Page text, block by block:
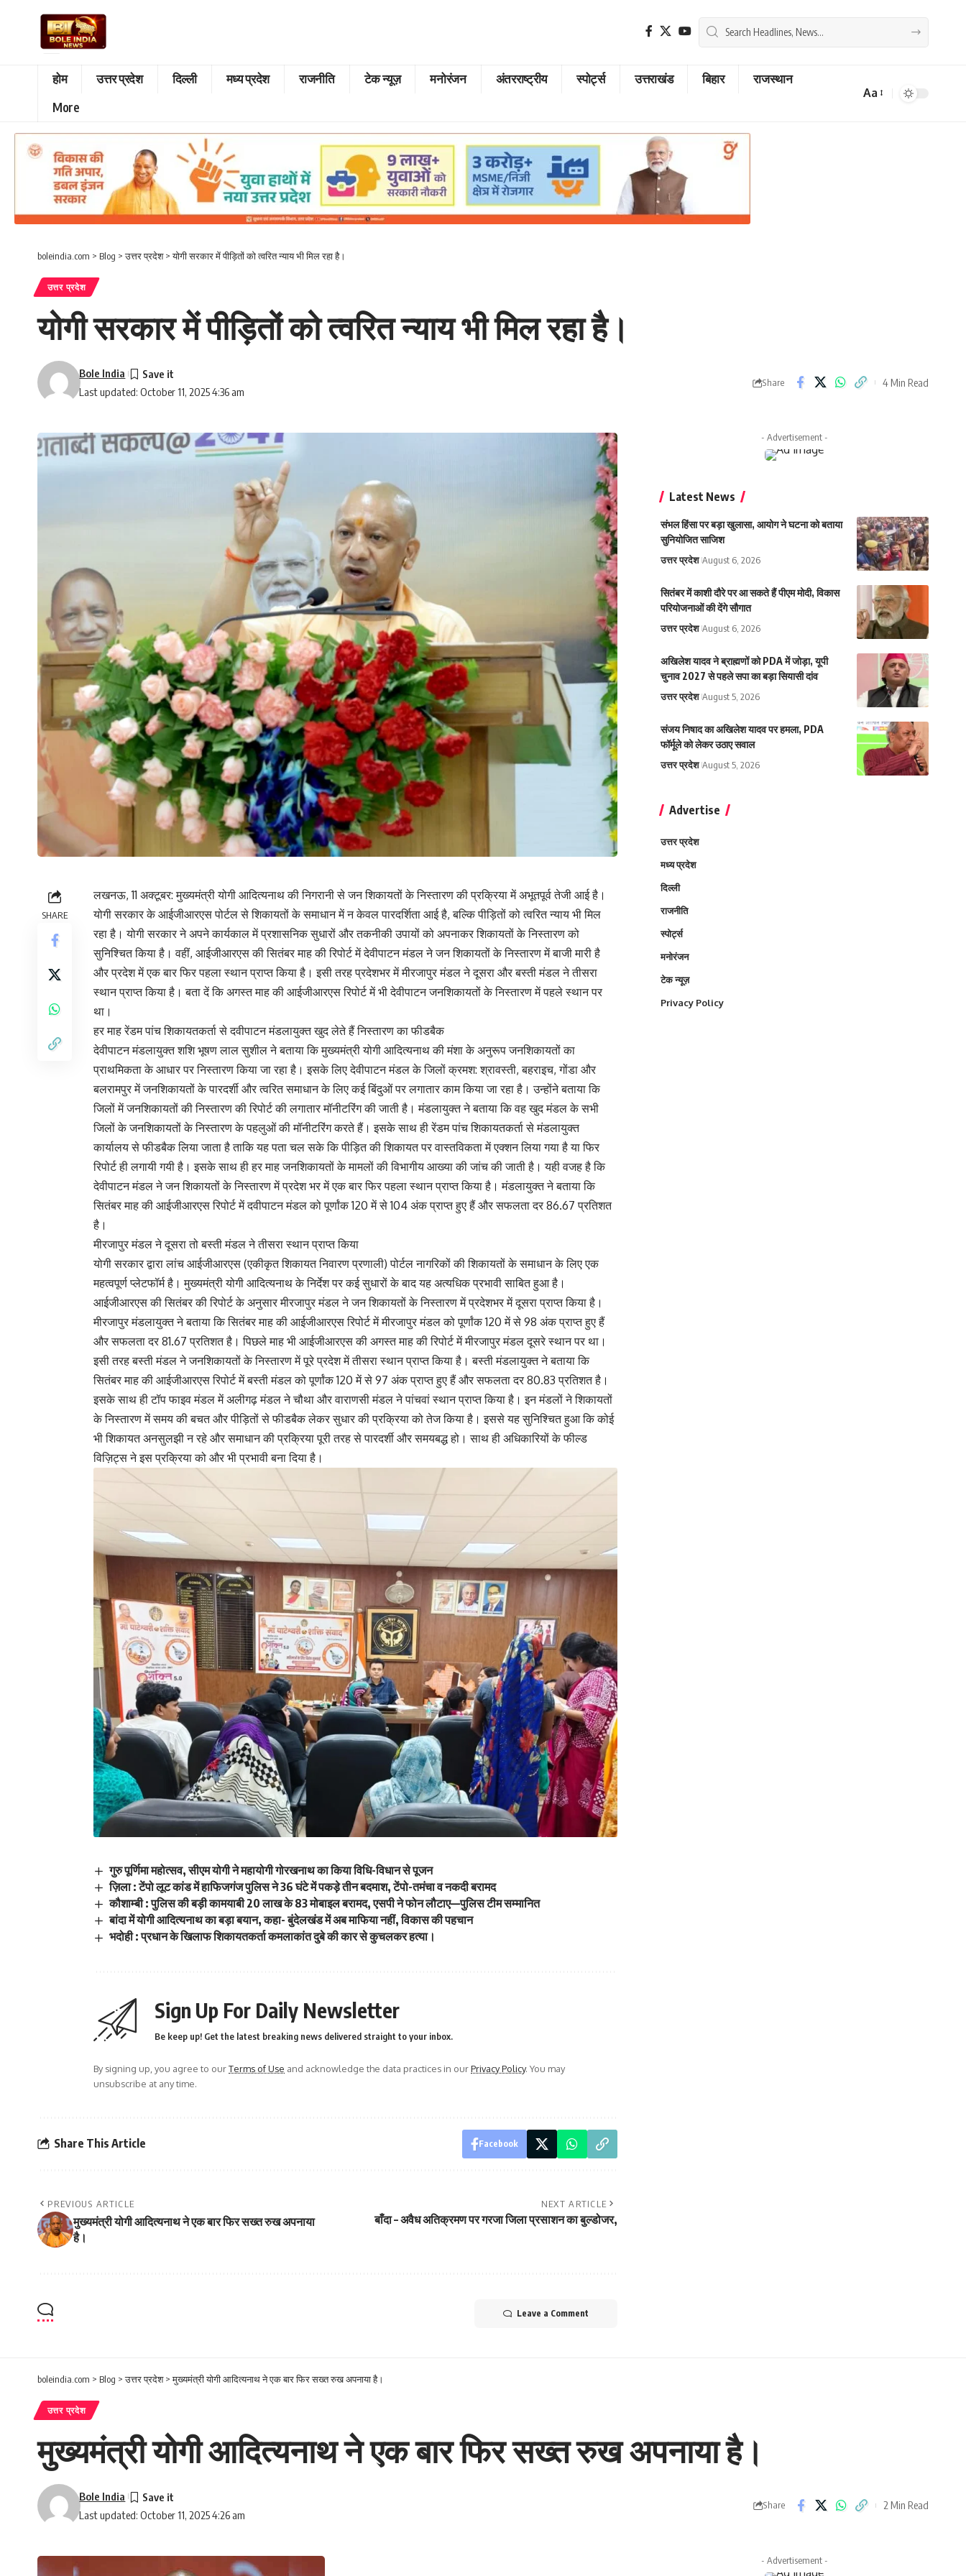
होम उत्तर प्रदेश दिल्ली मध्य प्रदेश राजनीति टेक न्यूज़ मनोरंजन अंतरराष्ट्रीय स्पोर्ट्स उत्तराखंड बिहार
राजस्थान
More
Font
Aa
boleindia.com > Blog >उत्तर प्रदेश>योगी सरकार में पीड़ितों को त्वरित न्याय भी मिल रहा है।
उत्तर प्रदेश
योगी सरकार में पीड़ितों को त्वरित न्याय भी मिल रहा है।
Last updated: October 11, 2025 4:36 am
Bole India
Share 4 Min Read
SHARE
लखनऊ, 11 अक्टूबर: मुख्यमंत्री योगी आदित्यनाथ की निगरानी से जन शिकायतों के निस्तारण की प्रक्रिया में अभूतपूर्व तेजी आई है।
योगी सरकार के आईजीआरएस पोर्टल से शिकायतों के समाधान में न केवल पारदर्शिता आई है, बल्कि पीड़ितों को त्वरित न्याय भी मिल
रहा है। योगी सरकार ने अपने कार्यकाल में प्रशासनिक सुधारों और तकनीकी उपायों को अपनाकर शिकायतों के निस्तारण को
सुनिश्चित किया है। वहीं, आईजीआरएस की सितंबर माह की रिपोर्ट में देवीपाटन मंडल ने जन शिकायतों के निस्तारण में बाजी मारी है
और प्रदेश में एक बार फिर पहला स्थान प्राप्त किया है। इसी तरह प्रदेशभर में मीरजापुर मंडल ने दूसरा और बस्ती मंडल ने तीसरा
स्थान प्राप्त किया है। बता दें कि अगस्त माह की आईजीआरएस रिपोर्ट में भी देवीपाटन जनशिकायतों के निस्तारण में पहले स्थान पर
था।
हर माह रेंडम पांच शिकायतकर्ता से दवीपाटन मंडलायुक्त खुद लेते हैं निस्तारण का फीडबैक
देवीपाटन मंडलायुक्त शशि भूषण लाल सुशील ने बताया कि मुख्यमंत्री योगी आदित्यनाथ की मंशा के अनुरूप जनशिकायतों का
प्राथमिकता के आधार पर निस्तारण किया जा रहा है। इसके लिए देवीपाटन मंडल के जिलों क्रमश: श्रावस्ती, बहराइच, गोंडा और
बलरामपुर में जनशिकायतों के पारदर्शी और त्वरित समाधान के लिए कई बिंदुओं पर लगातार काम किया जा रहा है। उन्होंने बताया कि
जिलों में जनशिकायतों की निस्तारण की रिपोर्ट की लगातार मॉनीटरिंग की जाती है। मंडलायुक्त ने बताया कि वह खुद मंडल के सभी
जिलों के जनशिकायतों के निस्तारण के पहलुओं की मॉनीटरिंग करते हैं। इसके साथ ही रेंडम पांच शिकायतकर्ता से मंडलायुक्त
कार्यालय से फीडबैक लिया जाता है ताकि यह पता चल सके कि पीड़ित की शिकायत पर वास्तविकता में एक्शन लिया गया है या फिर
रिपोर्ट ही लगायी गयी है। इसके साथ ही हर माह जनशिकायतों के मामलों की विभागीय आख्या की जांच की जाती है। यही वजह है कि
देवीपाटन मंडल ने जन शिकायतों के निस्तारण में प्रदेश भर में एक बार फिर पहला स्थान प्राप्त किया है। मंडलायुक्त ने बताया कि
सितंबर माह की आईजीआरएस रिपोर्ट में दवीपाटन मंडल को पूर्णांक 120 में से 104 अंक प्राप्त हुए हैं और सफलता दर 86.67 प्रतिशत
है।
मीरजापुर मंडल ने दूसरा तो बस्ती मंडल ने तीसरा स्थान प्राप्त किया
योगी सरकार द्वारा लांच आईजीआरएस (एकीकृत शिकायत निवारण प्रणाली) पोर्टल नागरिकों की शिकायतों के समाधान के लिए एक
महत्वपूर्ण प्लेटफॉर्म है। मुख्यमंत्री योगी आदित्यनाथ के निर्देश पर कई सुधारों के बाद यह अत्यधिक प्रभावी साबित हुआ है।
आईजीआरएस की सितंबर की रिपोर्ट के अनुसार मीरजापुर मंडल ने जन शिकायतों के निस्तारण में प्रदेशभर में दूसरा प्राप्त किया है।
मीरजापुर मंडलायुक्त ने बताया कि सितंबर माह की आईजीआरएस रिपोर्ट में मीरजापुर मंडल को पूर्णांक 120 में से 98 अंक प्राप्त हुए हैं
और सफलता दर 81.67 प्रतिशत है। पिछले माह भी आईजीआरएस की अगस्त माह की रिपोर्ट में मीरजापुर मंडल दूसरे स्थान पर था।
इसी तरह बस्ती मंडल ने जनशिकायतों के निस्तारण में पूरे प्रदेश में तीसरा स्थान प्राप्त किया है। बस्ती मंडलायुक्त ने बताया कि
सितंबर माह की आईजीआरएस रिपोर्ट में बस्ती मंडल को पूर्णांक 120 में से 97 अंक प्राप्त हुए हैं और सफलता दर 80.83 प्रतिशत है।
इसके साथ ही टॉप फाइव मंडल में अलीगढ़ मंडल ने चौथा और वाराणसी मंडल ने पांचवां स्थान प्राप्त किया है। इन मंडलों ने शिकायतों
के निस्तारण में समय की बचत और पीड़ितों से फीडबैक लेकर सुधार की प्रक्रिया को तेज किया है। इससे यह सुनिश्चित हुआ कि कोई
भी शिकायत अनसुलझी न रहे और समाधान की प्रक्रिया पूरी तरह से पारदर्शी और समयबद्ध हो। साथ ही अधिकारियों के फील्ड
विज़िट्स ने इस प्रक्रिया को और भी प्रभावी बना दिया है।
गुरु पूर्णिमा महोत्सव, सीएम योगी ने महायोगी गोरखनाथ का किया विधि-विधान से पूजन
ज़िला : टेंपो लूट कांड में हाफिजगंज पुलिस ने 36 घंटे में पकड़े तीन बदमाश, टेंपो-तमंचा व नकदी बरामद
कौशाम्बी : पुलिस की बड़ी कामयाबी 20 लाख के 83 मोबाइल बरामद, एसपी ने फोन लौटाए—पुलिस टीम सम्मानित
बांदा में योगी आदित्यनाथ का बड़ा बयान, कहा- बुंदेलखंड में अब माफिया नहीं, विकास की पहचान
भदोही : प्रधान के खिलाफ शिकायतकर्ता कमलाकांत दुबे की कार से कुचलकर हत्या।
Sign Up For Daily Newsletter
Be keep up! Get the latest breaking news delivered straight to your inbox.
By signing up, you agree to ourTerms of Use and acknowledge the data practices in ourPrivacy Policy. You may
unsubscribe at any time.
Share This Article Facebook
PREVIOUS ARTICLE
मुख्यमंत्री योगी आदित्यनाथ ने एक बार फिर सख्त रुख अपनाया
है।
NEXT ARTICLE
बाँदा – अवैध अतिक्रमण पर गरजा जिला प्रसाशन का बुल्डोजर,
Leave a Comment
- Advertisement -
Latest News
संभल हिंसा पर बड़ा खुलासा, आयोग ने घटना को बताया
सुनियोजित साजिश
उत्तर प्रदेश August 6, 2026
सितंबर में काशी दौरे पर आ सकते हैं पीएम मोदी, विकास
परियोजनाओं की देंगे सौगात
उत्तर प्रदेश August 6, 2026
अखिलेश यादव ने ब्राह्मणों को PDA में जोड़ा, यूपी
चुनाव 2027 से पहले सपा का बड़ा सियासी दांव
उत्तर प्रदेश August 5, 2026
संजय निषाद का अखिलेश यादव पर हमला, PDA
फॉर्मूले को लेकर उठाए सवाल
उत्तर प्रदेश August 5, 2026
Advertise
उत्तर प्रदेश
मध्य प्रदेश
दिल्ली
राजनीति
स्पोर्ट्स
मनोरंजन
टेक न्यूज़
Privacy Policy
boleindia.com > Blog >उत्तर प्रदेश>मुख्यमंत्री योगी आदित्यनाथ ने एक बार फिर सख्त रुख अपनाया है।
उत्तर प्रदेश
मुख्यमंत्री योगी आदित्यनाथ ने एक बार फिर सख्त रुख अपनाया है।
Last updated: October 11, 2025 4:26 am
Bole India
Share 2 Min Read
- Advertisement -